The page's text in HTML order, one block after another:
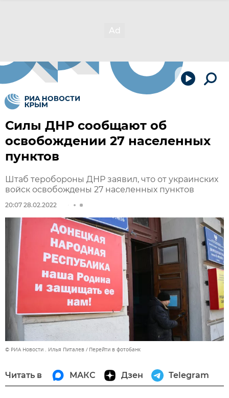
Силы ДНР сообщают об
освобождении 27 населенных
пунктов
Штаб теробороны ДНР заявил, что от украинских
войск освобождены 27 населенных пунктов
20:07 28.02.2022
© РИА Новости . Илья Питалев Перейти в фотобанк
Читать в МАКС Дзен Telegram